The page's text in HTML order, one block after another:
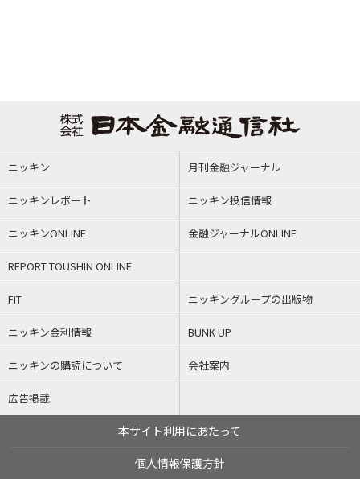
ニッキン 月刊金融ジャーナル
ニッキンレポート ニッキン投信情報
ニッキンONLINE 金融ジャーナルONLINE
REPORT TOUSHIN ONLINE
FIT ニッキングループの出版物
ニッキン金利情報 BUNK UP
ニッキンの購読について 会社案内
広告掲載
本サイト利用にあたって
個人情報保護方針